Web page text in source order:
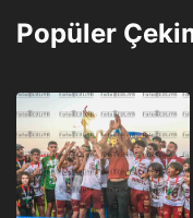
Popüler